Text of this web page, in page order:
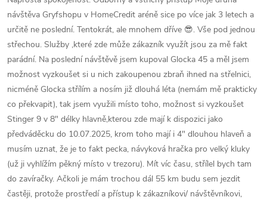
návštěva Gryfshopu v HomeCredit aréně sice po více jak 3 letech a
určitě ne poslední. Tentokrát, ale mnohem dříve 😎. Vše pod jednou
střechou. Služby ,které zde může zákazník využít jsou za mě fakt
parádní. Na poslední návštěvě jsem kupoval Glocka 45 a měl jsem
možnost vyzkoušet si u nich zakoupenou zbraň ihned na střelnici,
nicméně Glocka střílím a nosím již dlouhá léta (nemám mě prakticky
co překvapit), tak jsem využili místo toho, možnost si vyzkoušet
Stinger 9 v 8" délky hlavně,kterou zde mají k dispozici jako
předváděcku do 10.07.2025, krom toho mají i 4" dlouhou hlaveň a
musím uznat, že je to fakt pecka, návyková hračka pro velký kluky
(už ji vyhlížím pěkný místo v trezoru). Mít víc času, střílel bych tam
do zavíračky. Ačkoli je mám trochou dál 55 km budu sem jezdit
častěji, protože prostředí a přístup k zákazníkovi/ návštěvníkovi,